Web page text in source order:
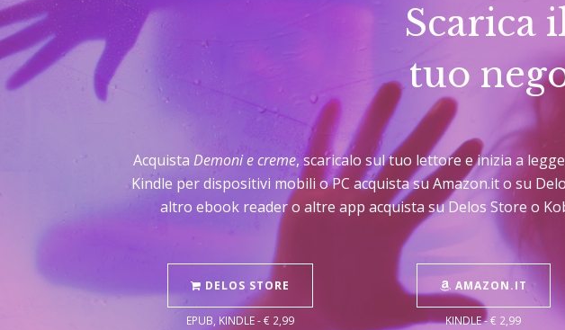
Scarica
tuo
Acquista Demoni e creme, scaricalo sul tuo lettore e inizia a
Kindle per dispositivi mobili o PC acquista su Amazon.it o su
altro ebook reader o altre app acquista su Delos Store o
DELOS STORE
EPUB, KINDLE - € 2,99
AMAZON.IT
KINDLE - € 2,99